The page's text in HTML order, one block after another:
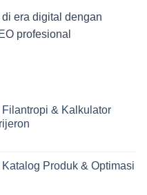
era digital dengan
profesional
& Kalkulator
Produk & Optimasi